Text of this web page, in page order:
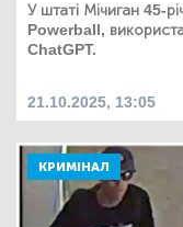
У штаті Мічиган 45-
Powerball,
ChatGPT.
21.10.2025, 13:05
КРИМІНАЛ